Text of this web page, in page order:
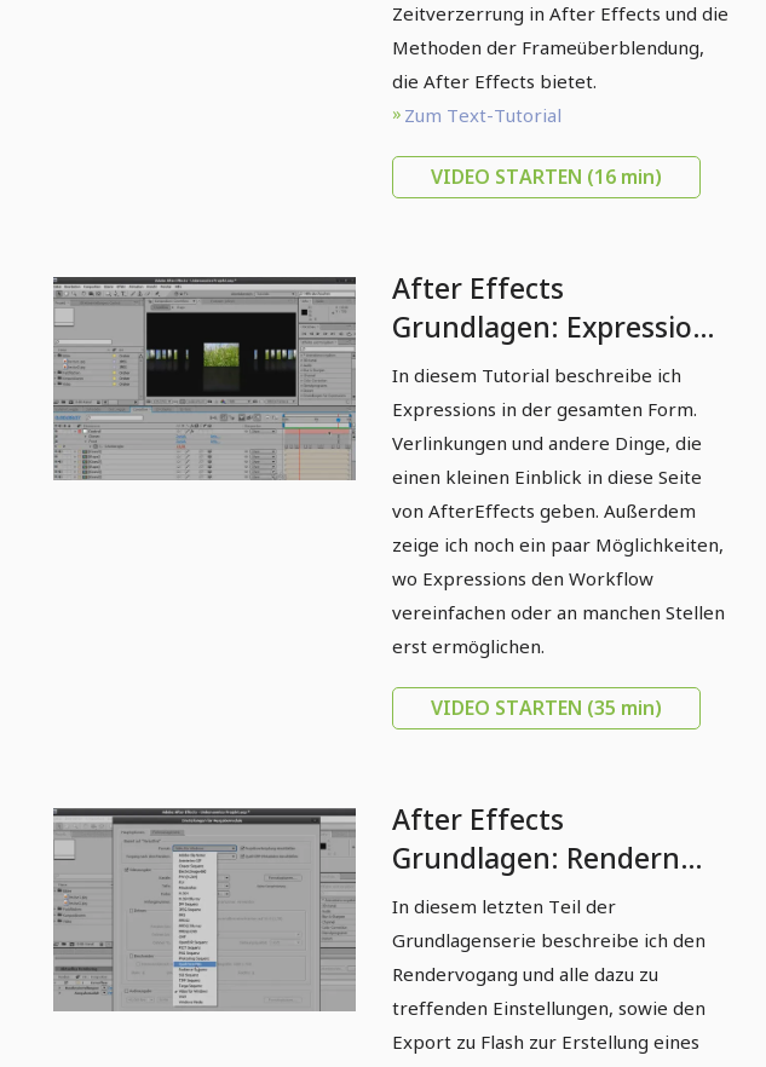
Zeitverzerrung in After Effects und die
Methoden der Frameüberblendung,
die After Effects bietet.
Zum Text-Tutorial
VIDEO STARTEN (16 min)
After Effects
Grundlagen: Expressions
in After Effects
In diesem Tutorial beschreibe ich
Expressions in der gesamten Form.
Verlinkungen und andere Dinge, die
einen kleinen Einblick in diese Seite
von AfterEffects geben. Außerdem
zeige ich noch ein paar Möglichkeiten,
wo Expressions den Workflow
vereinfachen oder an manchen Stellen
erst ermöglichen.
VIDEO STARTEN (35 min)
After Effects
Grundlagen: Rendern
und Ausgabe zu Flash
In diesem letzten Teil der
Grundlagenserie beschreibe ich den
Rendervogang und alle dazu zu
treffenden Einstellungen, sowie den
Export zu Flash zur Erstellung eines